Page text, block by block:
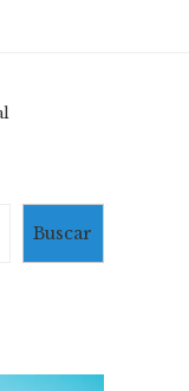
Buscar